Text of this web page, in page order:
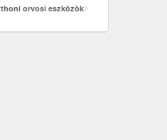
orvosi eszközök